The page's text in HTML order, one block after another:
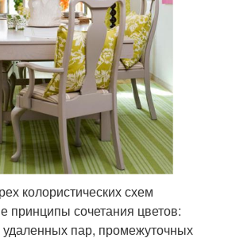
колористических схем
принципы сочетания цветов:
пар, промежуточных